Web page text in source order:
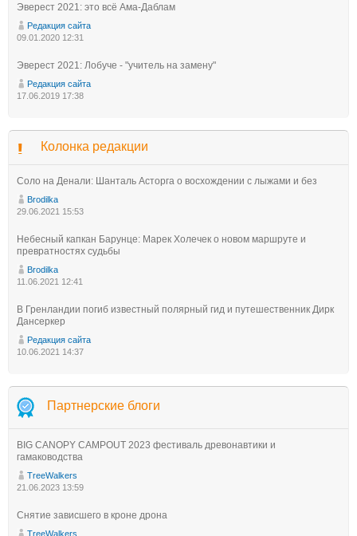
Эверест 2021: это всё Ама-Даблам
Редакция сайта
09.01.2020 12:31
Эверест 2021: Лобуче - "учитель на замену"
Редакция сайта
17.06.2019 17:38
Колонка редакции
Соло на Денали: Шанталь Асторга о восхождении с лыжами и без
Brodilka
29.06.2021 15:53
Небесный капкан Барунце: Марек Холечек о новом маршруте и
превратностях судьбы
Brodilka
11.06.2021 12:41
В Гренландии погиб известный полярный гид и путешественник Дирк
Дансеркер
Редакция сайта
10.06.2021 14:37
Партнерские блоги
BIG CANOPY CAMPOUT 2023 фестиваль древонавтики и
гамаководства
TreeWalkers
21.06.2023 13:59
Снятие зависшего в кроне дрона
TreeWalkers